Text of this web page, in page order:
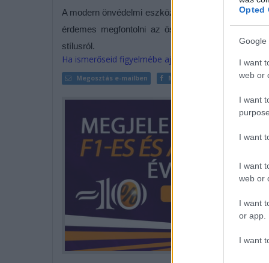
Opted
Google
I want
web or
I want
I want
I want
web or
I want
or app.
I want
A modern önvédelmi eszközök hatékony védelmet
érdemes megfontolni az összes szempontot,
stílusról.
Ha ismerőseid figyelmébe ajánlanád a cikket,
Megosztás e-mailben Megosztás Facebookon